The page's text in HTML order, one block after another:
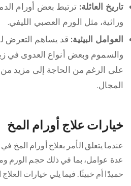
تاريخ العائلة: ترتبط بعض أورام
وراثية، مثل الورم العصبي الليفي.
العوامل البيئية: قد يساهم التعرض
والسموم وبعض أنواع العدوى في
على الرغم من الحاجة إلى مزيد
المجال.
خيارات علاج أورام المخ
عندما يتعلق الأمر بعلاج أورام المخ
عدة عوامل، بما في ذلك حجم الورم
حميدًا أم خبيثًا. فيما يلي خيارات العلاج